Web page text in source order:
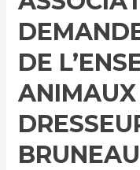
DE
ANIMAUX
BRUNEAU